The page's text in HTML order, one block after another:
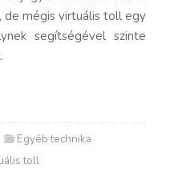
de mégis virtuális toll egy
segítségével szinte
Egyéb technika
toll